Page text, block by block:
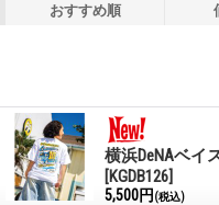
おすすめ順
横浜DeNAベイ
[KGDB126]
5,500円(税込)